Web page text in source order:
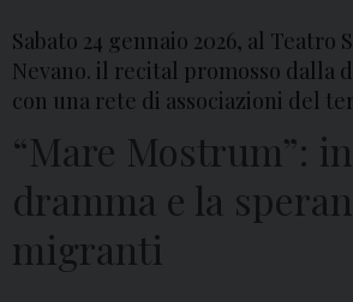
Sabato 24 gennaio 2026, al Teatro
Nevano. il recital promosso dalla
con una rete di associazioni del
“Mare Mostrum”:
dramma e la
migranti